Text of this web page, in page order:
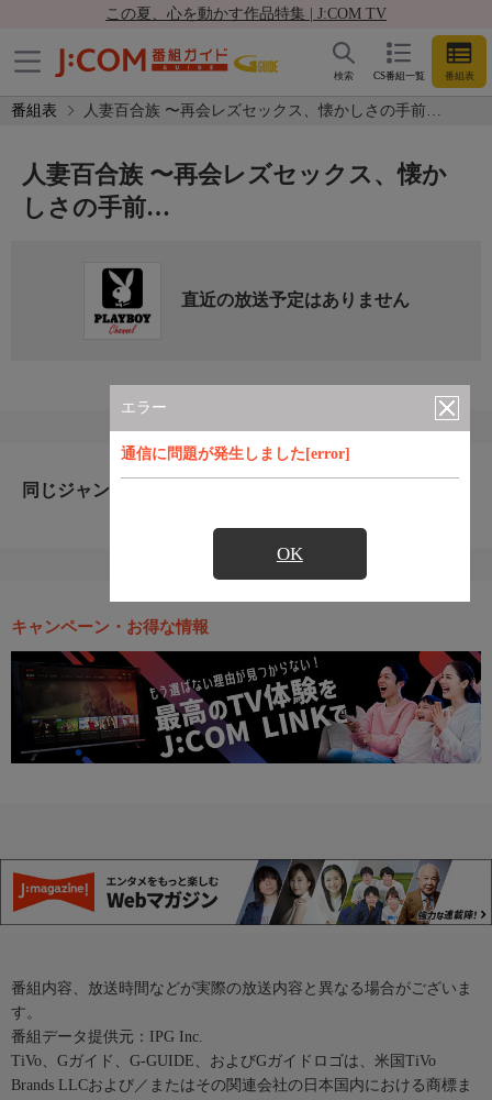
この夏、心を動かす作品特集 | J:COM TV
CS番組一覧 番組表
検索
番組表 人妻百合族 〜再会レズセックス、懐かしさの手前…
エラー
通信に問題が発生しました[error]
OK
人妻百合族 〜再会レズセックス、懐か
しさの手前…
直近の放送予定はありません
同じジャンルのおすすめ番組
キャンペーン・お得な情報
番組内容、放送時間などが実際の放送内容と異なる場合がございま
す。
番組データ提供元：IPG Inc.
TiVo、Gガイド、G-GUIDE、およびGガイドロゴは、米国TiVo
Brands LLCおよび／またはその関連会社の日本国内における商標ま